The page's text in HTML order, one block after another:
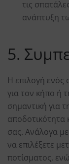
τις
ανάπτυξη
5.
Η επιλογή
για τον κήπο ή
σημαντική για
αποδοτικότητα
σας. Ανάλογα
να επιλέξετε
ποτίσματος,